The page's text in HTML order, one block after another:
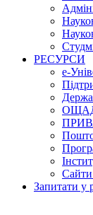
РЕСУРСИ
е-
Сайти
Запитати у